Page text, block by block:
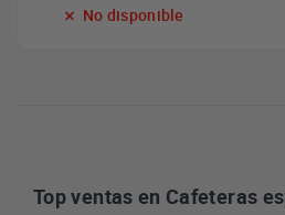
No disponible
Top ventas en Cafeteras